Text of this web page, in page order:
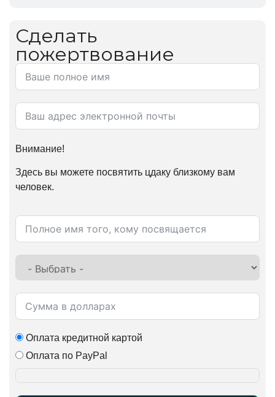
Сделать
пожертвование
Внимание!
Здесь вы можете посвятить цдаку близкому вам
человек.
Оплата кредитной картой
Оплата по PayPal